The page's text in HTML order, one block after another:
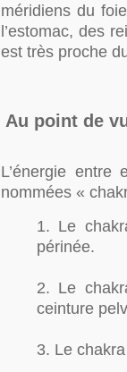
méridiens du
l’estomac, des
est très proche
Au point de
L’énergie
nommées «
1. Le
périnée.
2. Le
ceinture
3. Le